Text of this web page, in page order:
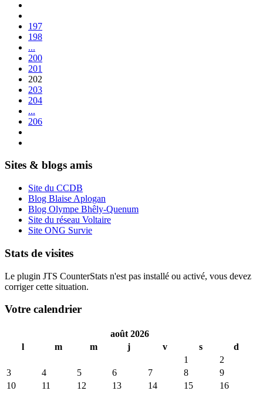
197
198
...
200
201
202
203
204
...
206
Sites & blogs amis
Site du CCDB
Blog Blaise Aplogan
Blog Olympe Bhêly-Quenum
Site du réseau Voltaire
Site ONG Survie
Stats de visites
Le plugin JTS CounterStats n'est pas installé ou activé, vous devez
corriger cette situation.
Votre calendrier
août 2026
l
m m j v s
d
1
2
3
4 5 6 7 8
9
10
11 12 13 14 15
16